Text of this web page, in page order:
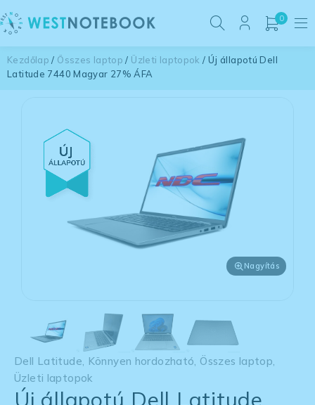
0
Kezdőlap / Összes laptop / Üzleti laptopok / Új állapotú Dell
Latitude 7440 Magyar 27% ÁFA
Nagyítás
Dell Latitude, Könnyen hordozható, Összes laptop,
Üzleti laptopok
Új állapotú Dell Latitude